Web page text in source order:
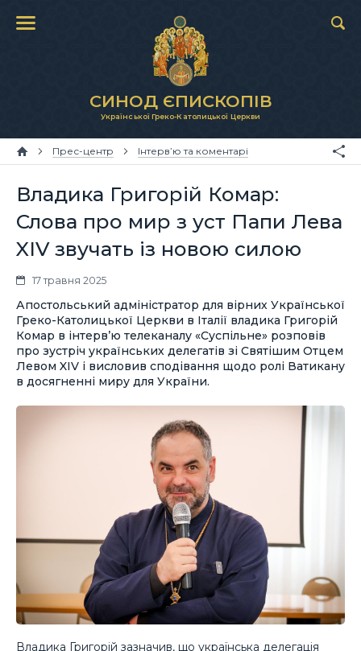
СИНОД ЄПИСКОПІВ
Української Греко-Католицької Церкви
Прес-центр Інтерв’ю та коментарі
Владика Григорій Комар:
Слова про мир з уст Папи Лева
XIV звучать із новою силою
17 травня 2025
Апостольський адміністратор для вірних Української
Греко-Католицької Церкви в Італії владика Григорій
Комар в інтерв’ю телеканалу «Суспільне» розповів
про зустріч українських делегатів зі Святішим Отцем
Левом XIV і висловив сподівання щодо ролі Ватикану
в досягненні миру для України.
Владика Григорій зазначив, що українська делегація